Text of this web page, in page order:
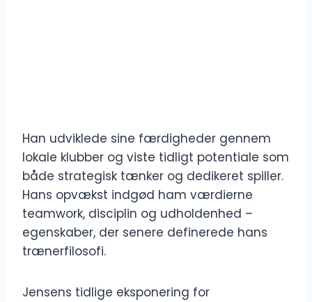
Han udviklede sine færdigheder gennem
lokale klubber og viste tidligt potentiale som
både strategisk tænker og dedikeret spiller.
Hans opvækst indgød ham værdierne
teamwork, disciplin og udholdenhed –
egenskaber, der senere definerede hans
trænerfilosofi.
Jensens tidlige eksponering for